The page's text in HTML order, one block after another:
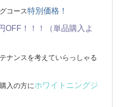
コース特別価格！
OFF！！！（単品購入よ
ナンスを考えていらっしゃる
入の方にホワイトニングジ